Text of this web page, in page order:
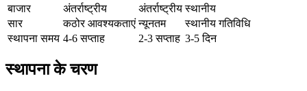
बाजार
अंतर्राष्ट्रीय अंतर्राष्ट्रीय स्थानीय
सार
कठोर आवश्यकताएं न्यूनतम
स्थानीय गतिविधि
स्थापना समय 4-6 सप्ताह 2-3 सप्ताह 3-5 दिन
स्थापना के चरण